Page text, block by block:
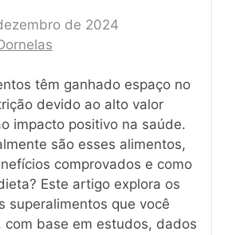
de 2024
têm ganhado espaço no
devido ao alto valor
impacto positivo na saúde.
são esses alimentos,
comprovados e como
Este artigo explora os
superalimentos que você
com base em estudos, dados